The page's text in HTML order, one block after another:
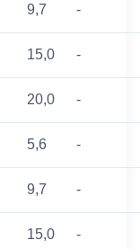
9,7 -
15,0 -
20,0 -
5,6 -
9,7 -
15,0 -